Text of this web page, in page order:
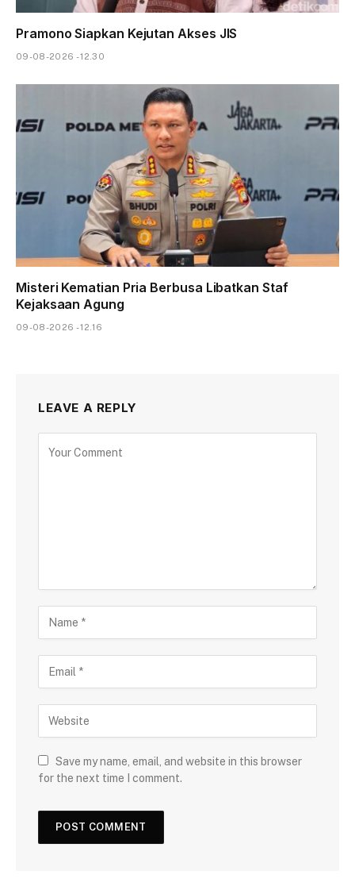
Pramono Siapkan Kejutan Akses JIS
09-08-2026 - 12.30
Misteri Kematian Pria Berbusa Libatkan Staf
Kejaksaan Agung
09-08-2026 - 12.16
LEAVE A REPLY
Save my name, email, and website in this browser
for the next time I comment.